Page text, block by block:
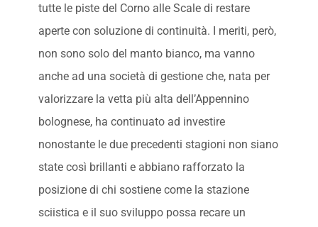
tutte le piste del Corno alle Scale di restare
aperte con soluzione di continuità. I meriti, però,
non sono solo del manto bianco, ma vanno
anche ad una società di gestione che, nata per
valorizzare la vetta più alta dell’Appennino
bolognese, ha continuato ad investire
nonostante le due precedenti stagioni non siano
state così brillanti e abbiano rafforzato la
posizione di chi sostiene come la stazione
sciistica e il suo sviluppo possa recare un